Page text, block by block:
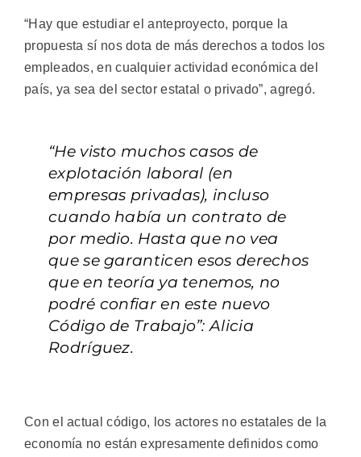
“Hay que estudiar el anteproyecto, porque la
propuesta sí nos dota de más derechos a todos los
empleados, en cualquier actividad económica del
país, ya sea del sector estatal o privado”, agregó.
“He visto muchos casos de
explotación laboral (en
empresas privadas), incluso
cuando había un contrato de
por medio. Hasta que no vea
que se garanticen esos derechos
que en teoría ya tenemos, no
podré confiar en este nuevo
Código de Trabajo”: Alicia
Rodríguez.
Con el actual código, los actores no estatales de la
economía no están expresamente definidos como